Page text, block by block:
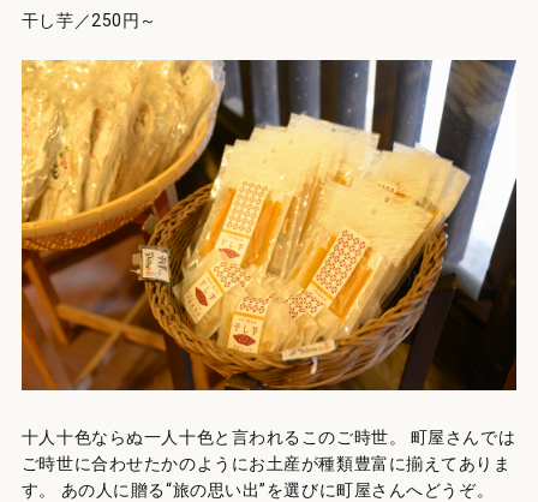
干し芋／250円～
十人十色ならぬ一人十色と言われるこのご時世。 町屋さんでは
ご時世に合わせたかのようにお土産が種類豊富に揃えてありま
す。 あの人に贈る“旅の思い出”を選びに町屋さんへどうぞ。